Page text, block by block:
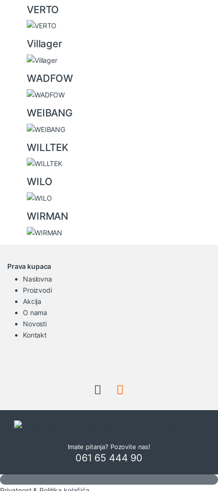
VERTO
Villager
WADFOW
WEIBANG
WILLTEK
WILO
WIRMAN
Prava kupaca
Naslovna
Proizvodi
Akcija
O nama
Novosti
Kontakt
Imate pitanja? Pozovite nas!
061 65 444 90